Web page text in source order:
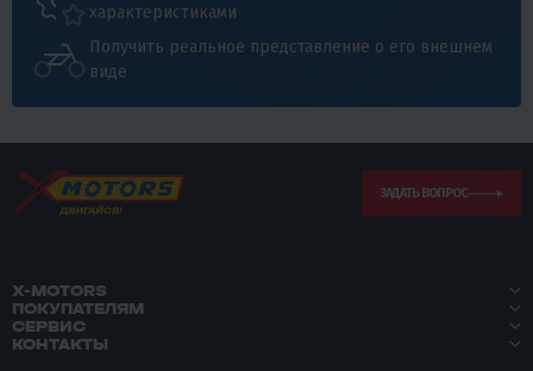
характеристиками
Получить реальное представление о его внешнем
виде
ЗАДАТЬ ВОПРОС
X-MOTORS
ПОКУПАТЕЛЯМ
СЕРВИС
КОНТАКТЫ